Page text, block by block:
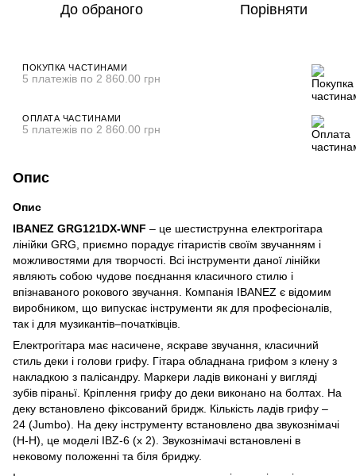
До обраного Порівняти
ПОКУПКА ЧАСТИНАМИ
5 платежів по 2 860.00 грн
ОПЛАТА ЧАСТИНАМИ
5 платежів по 2 860.00 грн
Опис
Опис
IBANEZ GRG121DX-WNF – це шестиструнна електрогітара
лінійки GRG, приємно порадує гітаристів своїм звучанням і
можливостями для творчості. Всі інструменти даної лінійки
являють собою чудове поєднання класичного стилю і
впізнаваного рокового звучання. Компанія IBANEZ є відомим
виробником, що випускає інструменти як для професіоналів,
так і для музикантів–початківців.
Електрогітара має насичене, яскраве звучання, класичний
стиль деки і голови грифу. Гітара обладнана грифом з клену з
накладкою з палісандру. Маркери ладів виконані у вигляді
зубів піраньї. Кріплення грифу до деки виконано на болтах. На
деку встановлено фіксований бридж. Кількість ладів грифу –
24 (Jumbo). На деку інструменту встановлено два звукознімачі
(Н-Н), це моделі IBZ-6 (х 2). Звукознімачі встановлені в
нековому положенні та біля бриджу.